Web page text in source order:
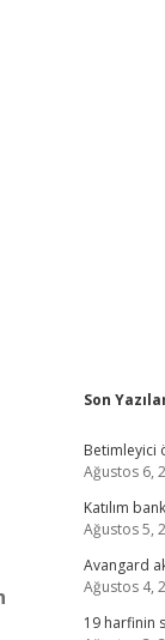
Son
Betimleyici
Ağustos 6,
Katılım
Ağustos 5,
Avangard
Ağustos 4,
19 harfinin